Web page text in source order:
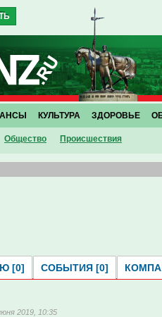
Общество Проиcшествия
КУЛЬТУРА ЗДОРОВЬЕ
[0] СОБЫТИЯ [0]
2019, 10:35